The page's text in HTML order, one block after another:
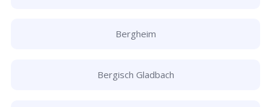
Bergheim
Bergisch Gladbach